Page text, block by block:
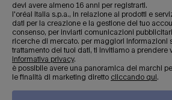
devi avere almeno 16 anni per registrarti.
l'oréal italia s.p.a., in relazione ai prodotti e
dati per la creazione e la gestione del tuo
consenso, per inviarti comunicazioni
ricerche di mercato. per maggiori informazioni
trattamento dei tuoi dati, ti invitiamo a prendere
informativa privacy.
è possibile avere una panoramica dei marchi
le finalità di marketing diretto cliccando qui.